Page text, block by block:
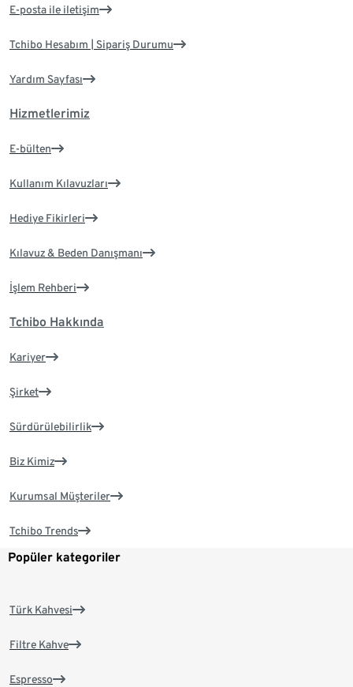
E-posta ile iletişim
Tchibo Hesabım | Sipariş Durumu
Yardım Sayfası
Hizmetlerimiz
E-bülten
Kullanım Kılavuzları
Hediye Fikirleri
Kılavuz & Beden Danışmanı
İşlem Rehberi
Tchibo Hakkında
Kariyer
Şirket
Sürdürülebilirlik
Biz Kimiz
Kurumsal Müşteriler
Tchibo Trends
Popüler kategoriler
Türk Kahvesi
Filtre Kahve
Espresso